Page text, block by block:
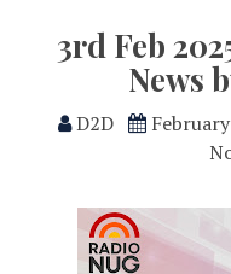
3rd Feb
News
D2D